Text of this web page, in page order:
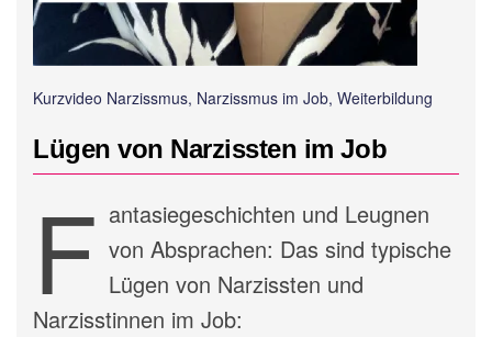
Kurzvideo Narzissmus, Narzissmus im Job, Weiterbildung
Lügen von Narzissten im Job
F antasiegeschichten und Leugnen
von Absprachen: Das sind typische
Lügen von Narzissten und
Narzisstinnen im Job: